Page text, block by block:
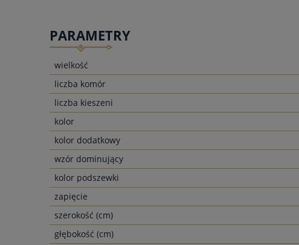
PARAMETRY
wielkość
liczba komór
liczba kieszeni
kolor
kolor dodatkowy
wzór dominujący
kolor podszewki
zapięcie
szerokość (cm)
głębokość (cm)